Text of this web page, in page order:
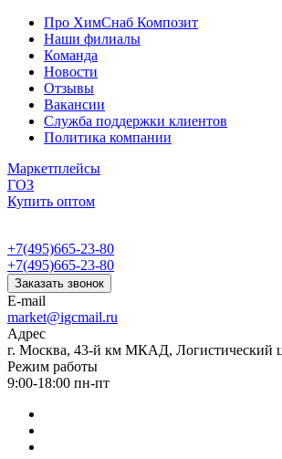
Про ХимСнаб Композит
Наши филиалы
Команда
Новости
Отзывы
Вакансии
Служба поддержки клиентов
Политика компании
Маркетплейсы
ГОЗ
Купить оптом
+7(495)665-23-80
+7(495)665-23-80
Заказать звонок
E-mail
market@igcmail.ru
Адрес
г. Москва, 43-й км МКАД, Логистический
Режим работы
9:00-18:00 пн-пт